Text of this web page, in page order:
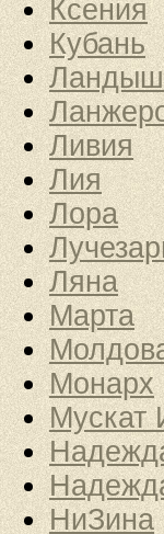
Ксения
Кубань
Ландыш
Ливия
Лия
Лора
Ляна
Марта
Монарх
Мускат
НиЗина